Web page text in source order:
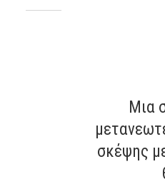
Μια
σκέψης